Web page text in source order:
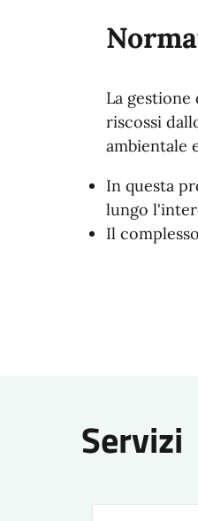
La
riscossi
ambientale
In questa
lungo
Il
Servizi